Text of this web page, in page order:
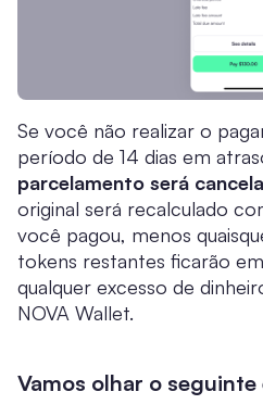
Se você não realizar o
período de 14 dias em
parcelamento será
original será recalculado
você pagou, menos
tokens restantes ficarão
qualquer excesso de
NOVA Wallet.
Vamos olhar o seguinte